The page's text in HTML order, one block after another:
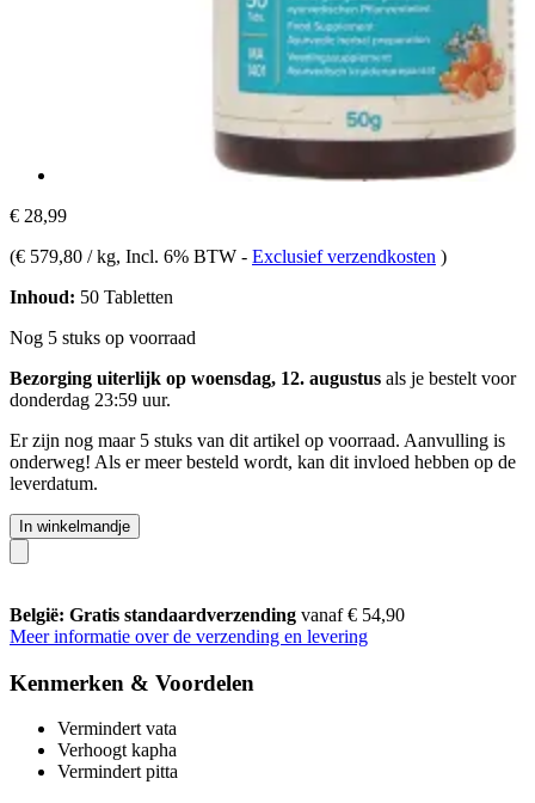
€ 28,99
(€ 579,80 / kg, Incl. 6% BTW - Exclusief verzendkosten )
Inhoud: 50 Tabletten
Nog 5 stuks op voorraad
Bezorging uiterlijk op woensdag, 12. augustus als je bestelt voor
donderdag 23:59 uur.
Er zijn nog maar 5 stuks van dit artikel op voorraad. Aanvulling is
onderweg! Als er meer besteld wordt, kan dit invloed hebben op de
leverdatum.
In winkelmandje
België: Gratis standaardverzending vanaf € 54,90
Meer informatie over de verzending en levering
Kenmerken & Voordelen
Vermindert vata
Verhoogt kapha
Vermindert pitta